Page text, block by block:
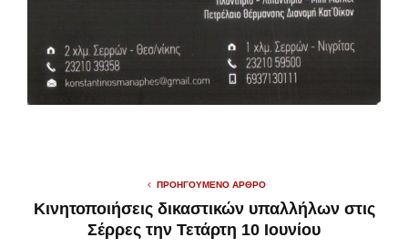
ΠΡΟΗΓΟΎΜΕΝΟ ΆΡΘΡΟ
Κινητοποιήσεις δικαστικών υπαλλήλων στις
Σέρρες την Τετάρτη 10 Ιουνίου